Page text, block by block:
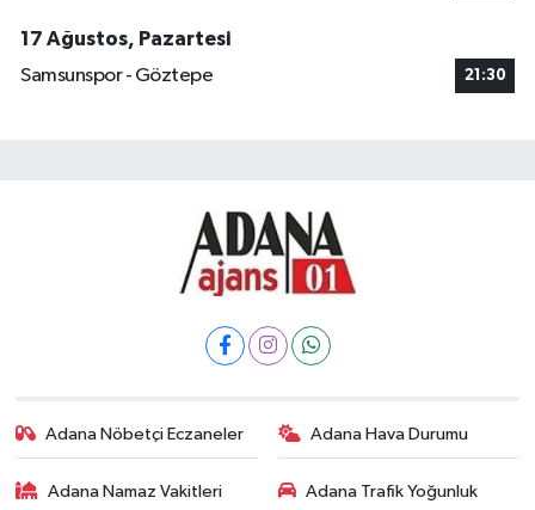
17 Ağustos, Pazartesi
Samsunspor - Göztepe
21:30
Adana Nöbetçi Eczaneler Adana Hava Durumu
Adana Namaz Vakitleri
Adana Trafik Yoğunluk